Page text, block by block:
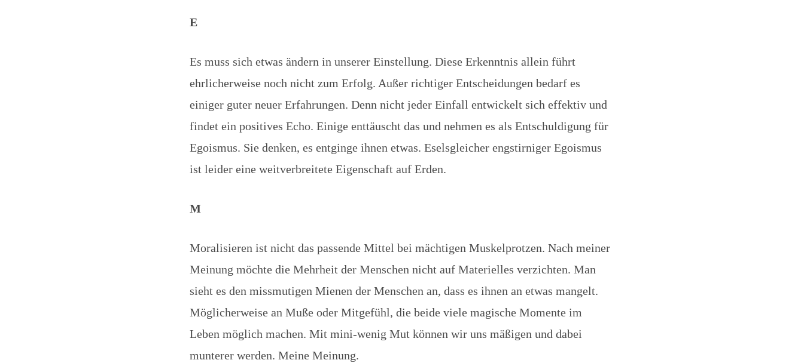
E
Es muss sich etwas ändern in unserer Einstellung. Diese Erkenntnis allein führt
ehrlicherweise noch nicht zum Erfolg. Außer richtiger Entscheidungen bedarf es
einiger guter neuer Erfahrungen. Denn nicht jeder Einfall entwickelt sich effektiv und
findet ein positives Echo. Einige enttäuscht das und nehmen es als Entschuldigung für
Egoismus. Sie denken, es entginge ihnen etwas. Eselsgleicher engstirniger Egoismus
ist leider eine weitverbreitete Eigenschaft auf Erden.
M
Moralisieren ist nicht das passende Mittel bei mächtigen Muskelprotzen. Nach meiner
Meinung möchte die Mehrheit der Menschen nicht auf Materielles verzichten. Man
sieht es den missmutigen Mienen der Menschen an, dass es ihnen an etwas mangelt.
Möglicherweise an Muße oder Mitgefühl, die beide viele magische Momente im
Leben möglich machen. Mit mini-wenig Mut können wir uns mäßigen und dabei
munterer werden. Meine Meinung.